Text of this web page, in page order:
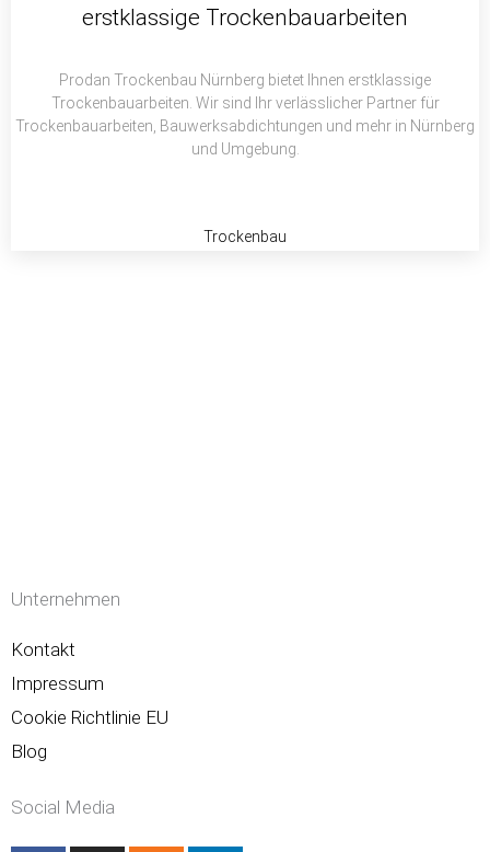
r
p
erstklassige Trockenbauarbeiten
Prodan Trockenbau Nürnberg bietet Ihnen erstklassige
Trockenbauarbeiten. Wir sind Ihr verlässlicher Partner für
Trockenbauarbeiten, Bauwerksabdichtungen und mehr in Nürnberg
und Umgebung.
Trockenbau
Unternehmen
Kontakt
Impressum
Cookie Richtlinie EU
Blog
Social Media